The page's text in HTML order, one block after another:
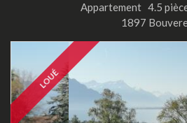
Appartement 4.5
1897
LOUÉ